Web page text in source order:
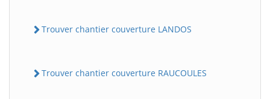
Trouver chantier couverture LANDOS
Trouver chantier couverture RAUCOULES